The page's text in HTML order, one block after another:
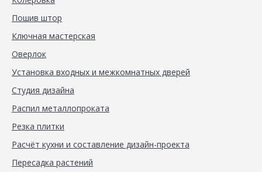
Пошив штор
Ключная мастерская
Оверлок
Установка входных и межкомнатных дверей
Студия дизайна
Распил металлопроката
Резка плитки
Расчёт кухни и составление дизайн-проекта
Пересадка растений